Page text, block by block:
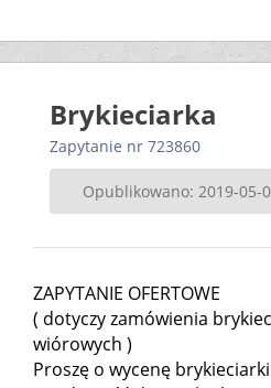
Brykieciarka
Zapytanie nr 723860
Opublikowano: 2019-05-
ZAPYTANIE OFERTOWE
( dotyczy zamówienia
wiórowych )
Proszę o wycenę